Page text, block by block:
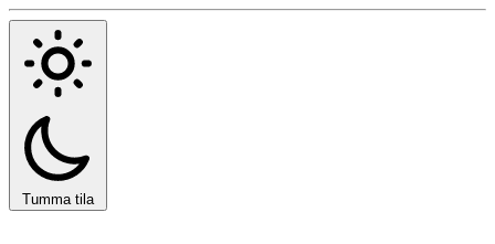
Tumma tila